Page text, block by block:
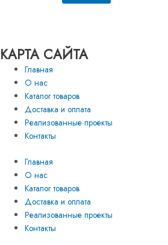
КАРТА САЙТА
Главная
О нас
Каталог товаров
Доставка и оплата
Реализованные проекты
Контакты
Главная
О нас
Каталог товаров
Доставка и оплата
Реализованные проекты
Контакты